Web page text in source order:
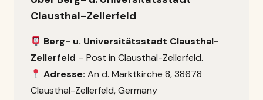
Clausthal-Zellerfeld
Berg- u. Universitätsstadt Clausthal-
Zellerfeld – Post in Clausthal-Zellerfeld.
Adresse: An d. Marktkirche 8, 38678
Clausthal-Zellerfeld, Germany